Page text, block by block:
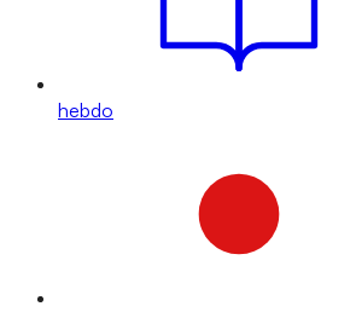
hebdo